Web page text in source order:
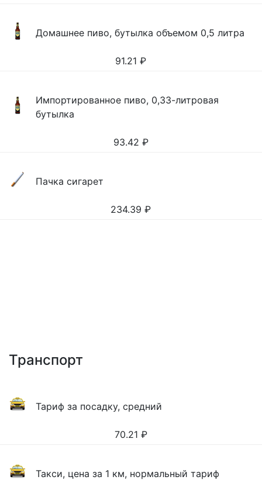
Домашнее пиво, бутылка объемом 0,5 литра
91.21 ₽
Импортированное пиво, 0,33-литровая
бутылка
93.42 ₽
Пачка сигарет
234.39 ₽
Транспорт
Тариф за посадку, средний
70.21 ₽
Такси, цена за 1 км, нормальный тариф